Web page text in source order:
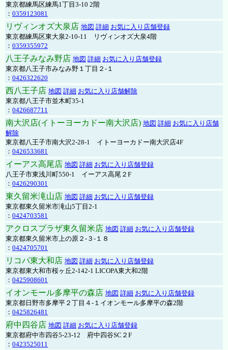
東京都練馬区練馬1丁目3-10 2階
： 0359123081
リヴィンオズ大泉店 地図 詳細 お気に入り店舗登録
東京都練馬区東大泉2-10-11 リヴィンオズ大泉4階
： 0359355972
八王子みなみ野店 地図 詳細 お気に入り店舗登録
東京都八王子市みなみ野１丁目２-１
： 0426322620
西八王子店 地図 詳細 お気に入り店舗解除
東京都八王子市並木町35-1
： 0426687711
南大沢店(イトーヨーカドー南大沢店) 地図 詳細 お気に入り店舗
解除
東京都八王子市南大沢2-28-1 イトーヨーカドー南大沢店4F
： 0426533681
イーアス高尾店 地図 詳細 お気に入り店舗登録
八王子市東浅川町550-1 イーアス高尾２F
： 0426290301
東久留米滝山店 地図 詳細 お気に入り店舗登録
東京都東久留米市滝山5丁目2-1
： 0424703581
アクロスプラザ東久留米店 地図 詳細 お気に入り店舗登録
東京都東久留米市上の原２-３-１８
： 0424705701
リコパ東大和店 地図 詳細 お気に入り店舗登録
東京都東大和市桜ヶ丘2-142-1 LICOPA東大和2階
： 0425908601
イオンモール多摩平の森店 地図 詳細 お気に入り店舗登録
東京都日野市多摩平２丁目４-１イオンモール多摩平の森2階
： 0425826481
府中四谷店 地図 詳細 お気に入り店舗登録
東京都府中市四谷5-23-12 府中四谷SC２F
： 0423525011